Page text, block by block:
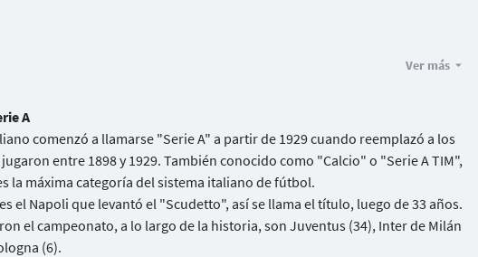
Ver más
A
comenzó a llamarse "Serie A" a partir de 1929 cuando reemplazó a los
entre 1898 y 1929. También conocido como "Calcio" o "Serie A TIM",
la máxima categoría del sistema italiano de fútbol.
el Napoli que levantó el "Scudetto", así se llama el título, luego de 33 años.
el campeonato, a lo largo de la historia, son Juventus (34), Inter de Milán
(6).